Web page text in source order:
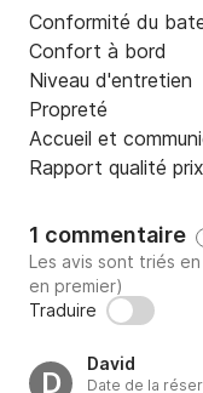
Conformité du
Confort à bord
Niveau d'entretien
Propreté
Accueil et
Rapport qualité prix
1 commentaire
Les avis sont triés
en premier)
Traduire
D
David
Date de la